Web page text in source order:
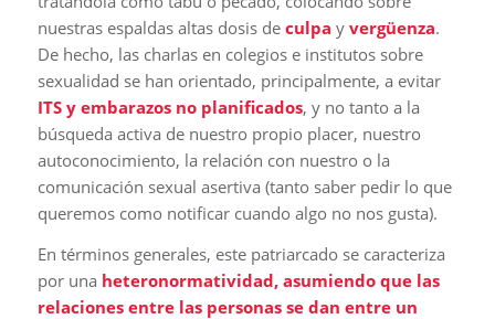
nuestras espaldas altas dosis de culpa y vergüenza.
De hecho, las charlas en colegios e institutos sobre
sexualidad se han orientado, principalmente, a evitar
ITS y embarazos no planificados, y no tanto a la
búsqueda activa de nuestro propio placer, nuestro
autoconocimiento, la relación con nuestro o la
comunicación sexual asertiva (tanto saber pedir lo que
queremos como notificar cuando algo no nos gusta).
En términos generales, este patriarcado se caracteriza
por una heteronormatividad, asumiendo que las
relaciones entre las personas se dan entre un